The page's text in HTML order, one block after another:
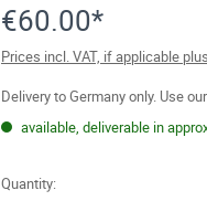
€60.00*
Prices incl. VAT, if applicable
Delivery to Germany only. Use our
available, deliverable in
Quantity: